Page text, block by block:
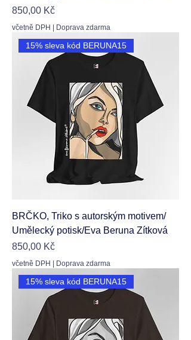
Cena
850,00 Kč
včetně DPH Doprava zdarma
15% sleva kód BERUNA15
BRČKO, Triko s autorským motivem/
Umělecký potisk/Eva Beruna Zítková
Cena
850,00 Kč
včetně DPH Doprava zdarma
15% sleva kód BERUNA15